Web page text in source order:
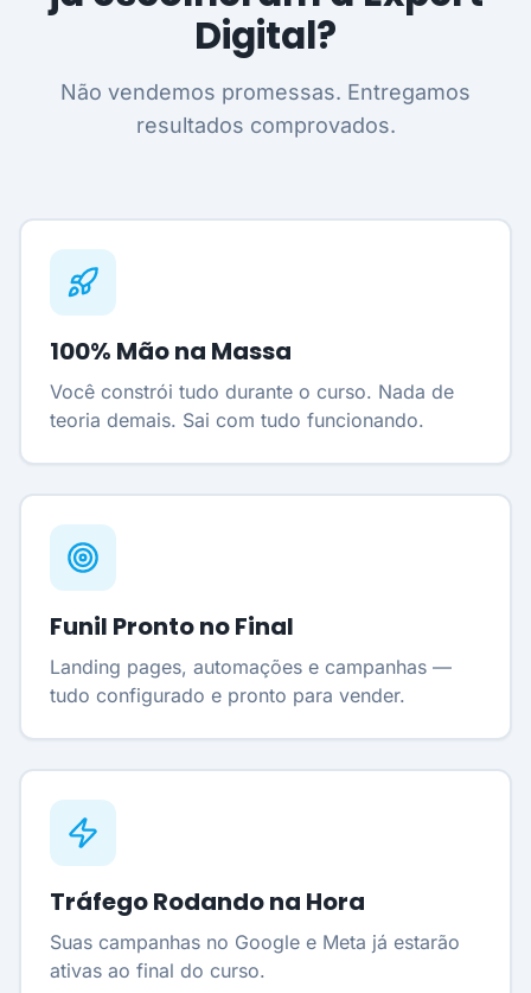
Digital?
Não vendemos promessas. Entregamos
resultados comprovados.
100% Mão na Massa
Você constrói tudo durante o curso. Nada de
teoria demais. Sai com tudo funcionando.
Funil Pronto no Final
Landing pages, automações e campanhas —
tudo configurado e pronto para vender.
Tráfego Rodando na Hora
Suas campanhas no Google e Meta já estarão
ativas ao final do curso.